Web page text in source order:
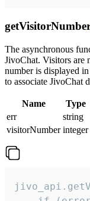
The asynchronous
JivoChat. Visitors are
number is displayed
to associate JivoChat
Name Type
err
string
visitorNumber integer